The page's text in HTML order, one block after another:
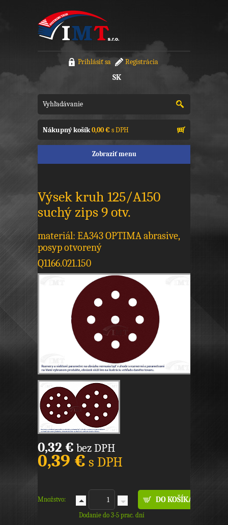
Prihlásiť sa Registrácia
SK
Nákupný košík0,00 €s DPH
Zobraziť menu
Výsek kruh 125/A150
suchý zips 9 otv.
materiál: EA343 OPTIMA abrasive,
posyp otvorený
Q1166.021.150
0,32 € bez DPH
0,39 € s DPH
Množstvo:
Dodanie do 3-5 prac. dní